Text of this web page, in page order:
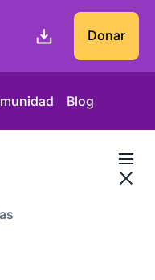
Donar
Blog